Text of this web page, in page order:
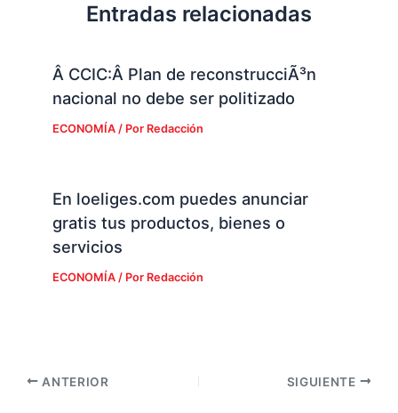
Entradas relacionadas
Â CCIC:Â Plan de reconstrucciÃ³n
nacional no debe ser politizado
ECONOMÍA/ Por Redacción
En loeliges.com puedes anunciar
gratis tus productos, bienes o
servicios
ECONOMÍA/ Por Redacción
ANTERIOR SIGUIENTE